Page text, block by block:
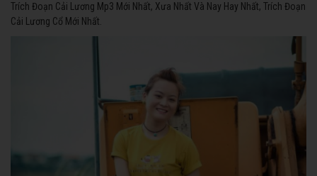
Trích Đoạn Cải Lương Mp3 Mới Nhất, Xưa Nhất Và Nay Hay Nhất, Trích Đoạn
Cải Lương Cổ Mới Nhất.